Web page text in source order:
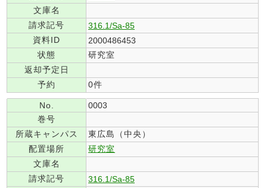
文庫名
請求記号
316.1/Sa-85
資料ID
2000486453
状態
研究室
返却予定日
予約
0件
No.
0003
巻号
所蔵キャンパス
東広島（中央）
配置場所
研究室
文庫名
請求記号
316.1/Sa-85